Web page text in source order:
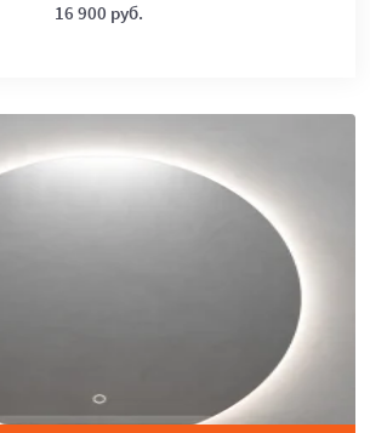
16 900 руб.